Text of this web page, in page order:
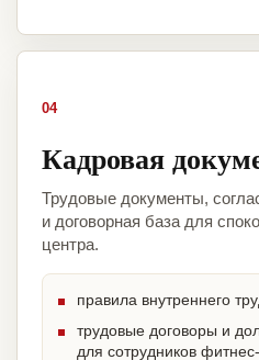
04
Кадровая
Трудовые документы,
и договорная база для
центра.
правила внутреннего
трудовые договоры и
для сотрудников